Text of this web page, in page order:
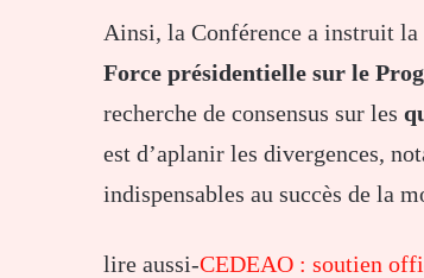
Ainsi, la Conférence a instruit la
Force présidentielle sur le
recherche de consensus sur les
est d’aplanir les divergences,
indispensables au succès de la
lire aussi-CEDEAO : soutien